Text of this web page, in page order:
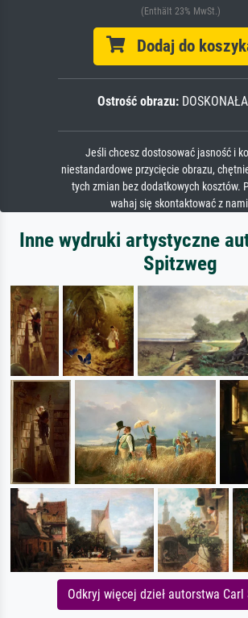
(Enthält 23% MwSt.)
Dodaj do
Ostrość obrazu:DOSKONAŁA
Jeśli chcesz dostosować jasność i
niestandardowe przycięcie obrazu,
tych zmian bez dodatkowych kosztów.
wahaj się skontaktować z
Inne wydruki artystyczne
Spitzweg
Odkryj więcej dzieł autorstwa Carl